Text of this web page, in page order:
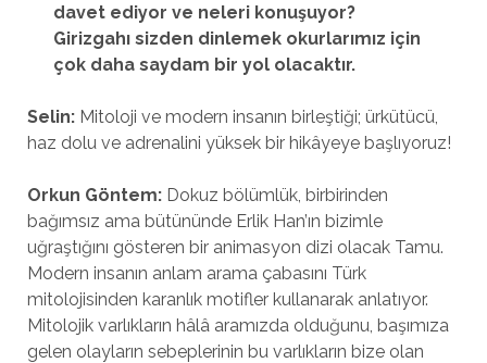
davet ediyor ve neleri konuşuyor?
Girizgahı sizden dinlemek okurlarımız için
çok daha saydam bir yol olacaktır.
Selin:Mitoloji ve modern insanın birleştiği; ürkütücü,
haz dolu ve adrenalini yüksek bir hikâyeye başlıyoruz!
Orkun Göntem:Dokuz bölümlük, birbirinden
bağımsız ama bütününde Erlik Han’ın bizimle
uğraştığını gösteren bir animasyon dizi olacak Tamu.
Modern insanın anlam arama çabasını Türk
mitolojisinden karanlık motifler kullanarak anlatıyor.
Mitolojik varlıkların hâlâ aramızda olduğunu, başımıza
gelen olayların sebeplerinin bu varlıkların bize olan